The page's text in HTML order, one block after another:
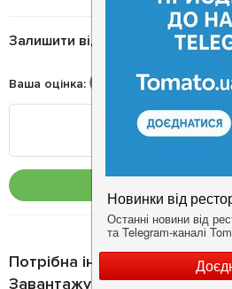
Залишити відгук
Ваша оцінка:
Потрібна інформація про
Завантажуйте додаток!